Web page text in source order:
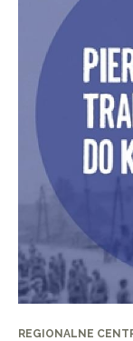
REGIONALNE